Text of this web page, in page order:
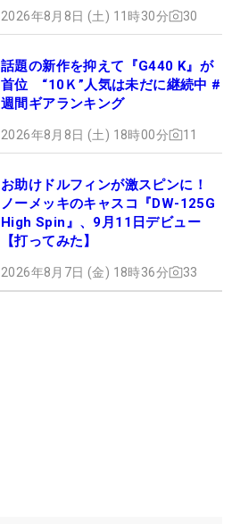
2026年8月8日 (土) 11時30分 30
話題の新作を抑えて『G440 K』が
首位 “10Ｋ”人気は未だに継続中 #
週間ギアランキング
2026年8月8日 (土) 18時00分 11
お助けドルフィンが激スピンに！
ノーメッキのキャスコ『DW-125G
High Spin』、9月11日デビュー
【打ってみた】
2026年8月7日 (金) 18時36分 33